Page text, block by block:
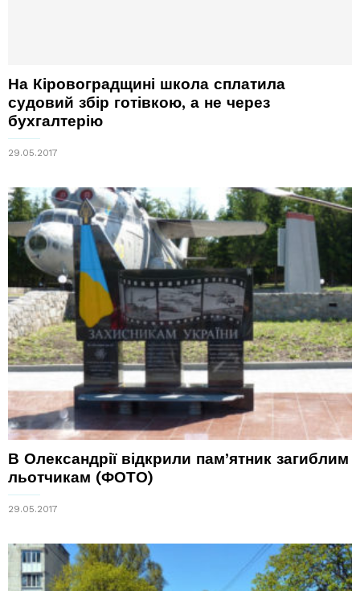
На Кіровоградщині школа сплатила
судовий збір готівкою, а не через
бухгалтерію
29.05.2017
В Олександрії відкрили пам’ятник загиблим
льотчикам (ФОТО)
29.05.2017